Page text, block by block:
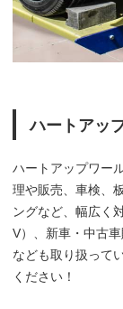
ハートアッ
ハートアップワー
理や販売、車検、
ングなど、幅広く
V）、新車・中古
なども取り扱って
ください！